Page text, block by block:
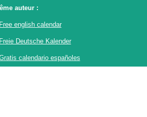
auteur :
Free english calendar
Freie Deutsche Kalender
calendario españoles